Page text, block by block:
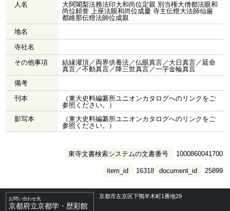
人名
大阿闍梨法務法印大和尚位定親 別当権大僧都法眼和
尚位頼誉 上座法眼和尚位成慶 寺主伝燈大法師仙厳
都維那伝燈法師位成親
地名
寺社名
その他事項
結縁灌頂／両界供養法／仏眼真言／大日真言／延命
真言／不動真言／降三世真言／一字金輪真言
備考
刊本
（東大史料編纂所ユニオンカタログへのリンクをご
参照ください。）
影写本
（東大史料編纂所ユニオンカタログへのリンクをご
参照ください。）
東寺文書検索システムの文書番号 1000860041700
document_id 25899
item_id 16318
お問い合わせ先
京都府立京都学・歴彩館
京都市左京区下鴨半木町1番地29